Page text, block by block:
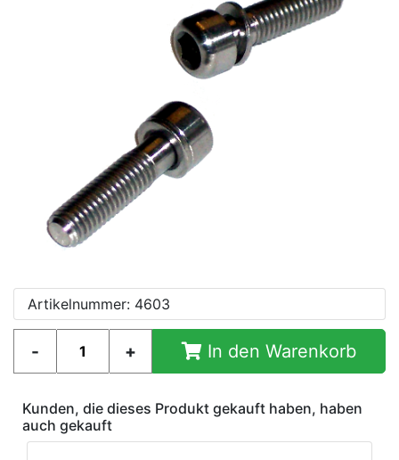
Artikelnummer: 4603
In den Warenkorb
Kunden, die dieses Produkt gekauft haben, haben
auch gekauft